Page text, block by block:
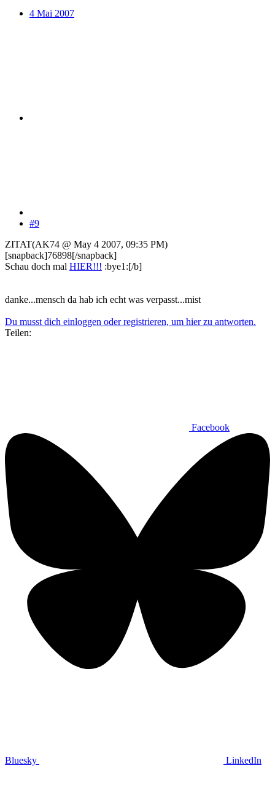
4 Mai 2007
#9
ZITAT(AK74 @ May 4 2007, 09:35 PM)
[snapback]76898[/snapback]
Schau doch mal HIER!!! :bye1:[/b]
danke...mensch da hab ich echt was verpasst...mist
Du musst dich einloggen oder registrieren, um hier zu antworten.
Teilen:
Facebook
Bluesky LinkedIn